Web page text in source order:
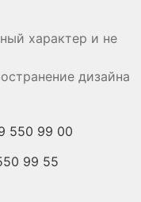
характер и не
дизайна
550 99 00
99 55